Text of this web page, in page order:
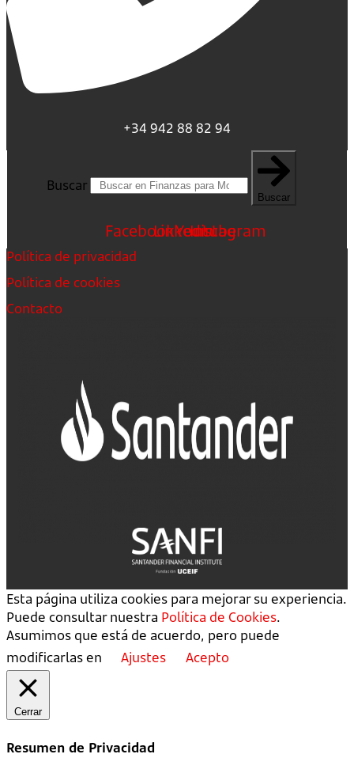
+34 942 88 82 94
Buscar
Buscar
FacebookLinkedin
Youtube
Instagram
Política de privacidad
Política de cookies
Contacto
Esta página utiliza cookies para mejorar su experiencia.
Puede consultar nuestra Política de Cookies.
Asumimos que está de acuerdo, pero puede
modificarlas en
Ajustes Acepto
Cerrar
Resumen de Privacidad